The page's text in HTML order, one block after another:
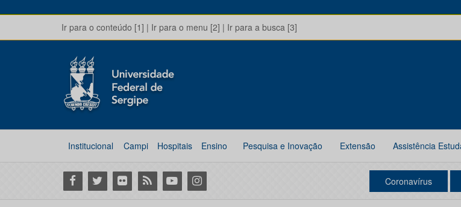
Ir para o conteúdo [1] | Ir para o menu [2] | Ir para a busca [3]
Institucional Campi Hospitais Ensino Pesquisa e Inovação Extensão Assistência
Facebook
Twitter Flickr RSS YoutubeInstagram Coronavírus